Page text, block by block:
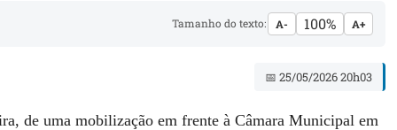
Tamanho do texto: A- 100% A+
📅 25/05/2026 20h03
de uma mobilização em frente à Câmara Municipal em